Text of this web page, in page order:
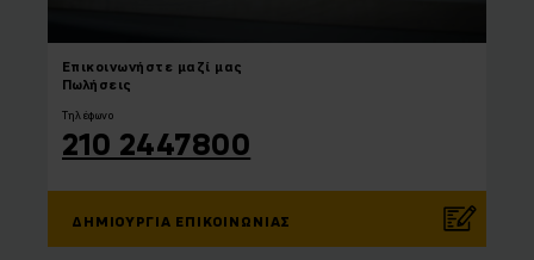
Επικοινωνήστε μαζί μας
Πωλήσεις
Τηλέφωνο
210 2447800
ΔΗΜΙΟΥΡΓΊΑ ΕΠΙΚΟΙΝΩΝΊΑΣ